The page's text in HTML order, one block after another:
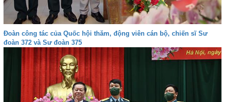
Đoàn công tác của Quốc hội thăm, động viên cán bộ, chiến sĩ Sư
đoàn 372 và Sư đoàn 375